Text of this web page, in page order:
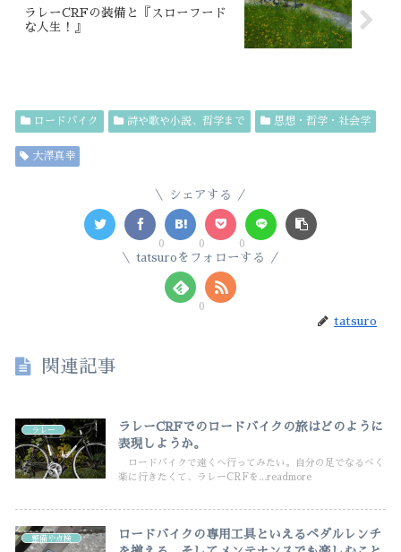
ラレーCRFの装備と『スローフード
な人生！』
ロードバイク 詩や歌や小説、哲学まで 思想・哲学・社会学
大澤真幸
シェアする
0 0 0
tatsuroをフォローする
0
tatsuro
関連記事
ラレー
ラレーCRFでのロードバイクの旅はどのように
表現しようか。
ロードバイクで遠くへ行ってみたい。自分の足でなるべく
楽に行きたくて、ラレーCRFを...readmore
整備や点検
ロードバイクの専用工具といえるペダルレンチ